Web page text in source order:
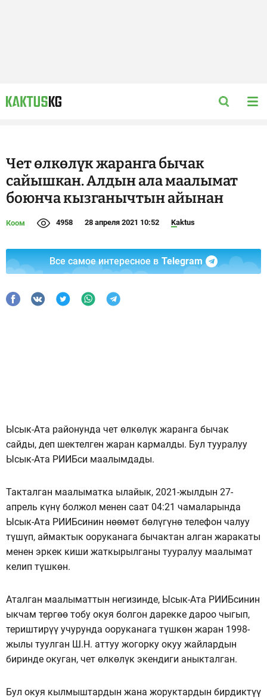
Чет өлкөлүк жаранга бычак
сайышкан. Алдын ала маалымат
боюнча кызганычтын айынан
Коом 4958 28 апреля 2021 10:52 Kaktus
Все самое интересное в Telegram
Ысык-Ата районунда чет өлкөлүк жаранга бычак
сайды, деп шектелген жаран кармалды. Бул тууралуу
Ысык-Ата РИИБси маалымдады.
Такталган маалыматка ылайык, 2021-жылдын 27-
апрель күнү болжол менен саат 04:21 чамаларында
Ысык-Ата РИИБсинин нөөмөт бөлүгүнө телефон чалуу
түшүп, аймактык ооруканага бычактан алган жаракаты
менен эркек киши жаткырылганы тууралуу маалымат
келип түшкөн.
Аталган маалыматтын негизинде, Ысык-Ата РИИБсинин
ыкчам тергөө тобу окуя болгон дарекке дароо чыгып,
териштирүү учурунда ооруканага түшкөн жаран 1998-
жылы туулган Ш.Н. аттуу жогорку окуу жайлардын
биринде окуган, чет өлкөлүк экендиги аныкталган.
Бул окуя кылмыштардын жана жоруктардын бирдиктүү